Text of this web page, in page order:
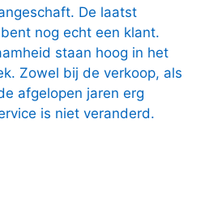
De laatst
nog echt een klant.
staan hoog in het
Zowel bij de verkoop, als
afgelopen jaren erg
is niet veranderd.